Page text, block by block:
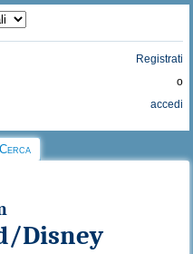
Registrati
o
accedi
Cerca
Disney